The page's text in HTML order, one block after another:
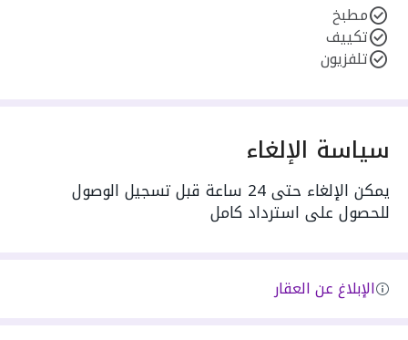
مطبخ
تكييف
تلفزيون
سياسة الإلغاء
يمكن الإلغاء حتى 24 ساعة قبل تسجيل الوصول
للحصول على استرداد كامل
الإبلاغ عن العقار